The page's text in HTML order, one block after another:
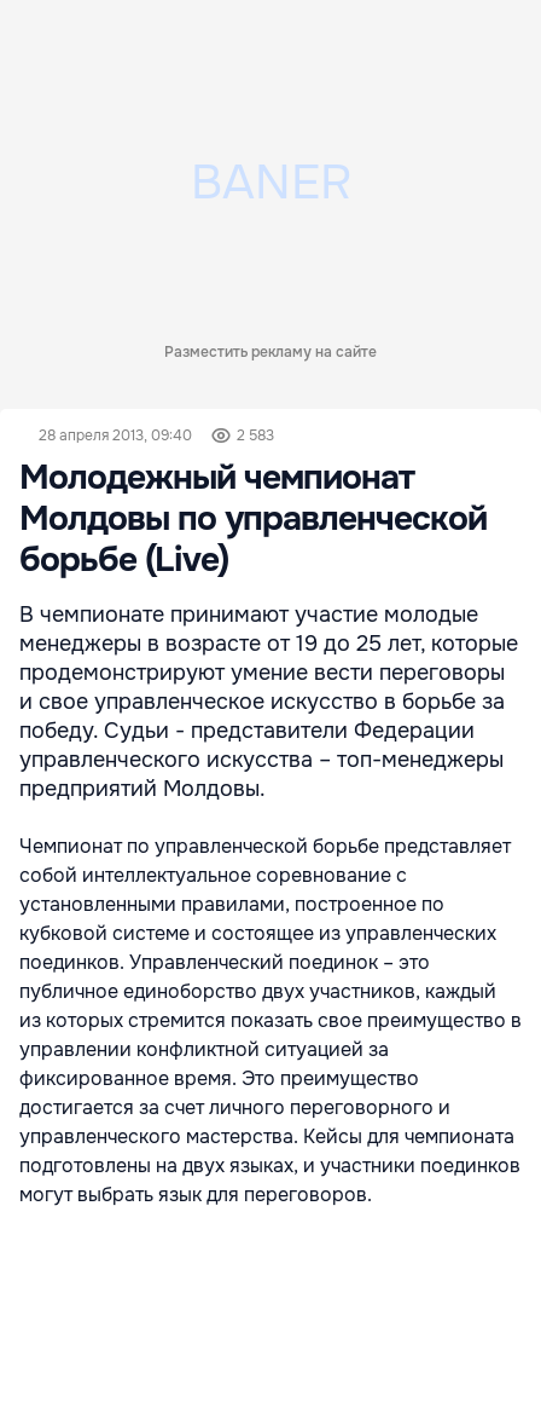
Разместить рекламу на сайте
28 апреля 2013, 09:40 2 583
Молодежный чемпионат
Молдовы по управленческой
борьбе (Live)
В чемпионате принимают участие молодые
менеджеры в возрасте от 19 до 25 лет, которые
продемонстрируют умение вести переговоры
и свое управленческое искусство в борьбе за
победу. Судьи - представители Федерации
управленческого искусства – топ-менеджеры
предприятий Молдовы.
Чемпионат по управленческой борьбе представляет
собой интеллектуальное соревнование с
установленными правилами, построенное по
кубковой системе и состоящее из управленческих
поединков. Управленческий поединок – это
публичное единоборство двух участников, каждый
из которых стремится показать свое преимущество в
управлении конфликтной ситуацией за
фиксированное время. Это преимущество
достигается за счет личного переговорного и
управленческого мастерства. Кейсы для чемпионата
подготовлены на двух языках, и участники поединков
могут выбрать язык для переговоров.